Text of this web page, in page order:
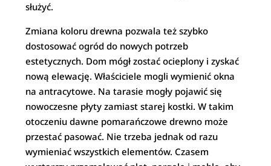
służyć.
Zmiana koloru drewna pozwala też szybko
dostosować ogród do nowych potrzeb
estetycznych. Dom mógł zostać ocieplony i zyskać
nową elewację. Właściciele mogli wymienić okna
na antracytowe. Na tarasie mogły pojawić się
nowoczesne płyty zamiast starej kostki. W takim
otoczeniu dawne pomarańczowe drewno może
przestać pasować. Nie trzeba jednak od razu
wymieniać wszystkich elementów. Czasem